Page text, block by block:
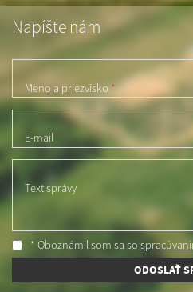
Napíšte nám
Meno a priezvisko*
E-mail *
Text správy
* Oboznámil som sa so
ODOSLAŤ